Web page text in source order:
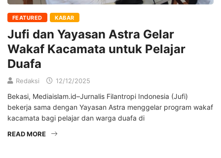
FEATURED KABAR
Jufi dan Yayasan Astra Gelar
Wakaf Kacamata untuk Pelajar
Duafa
Redaksi 12/12/2025
Bekasi, Mediaislam.id–Jurnalis Filantropi Indonesia (Jufi)
bekerja sama dengan Yayasan Astra menggelar program wakaf
kacamata bagi pelajar dan warga duafa di
READ MORE